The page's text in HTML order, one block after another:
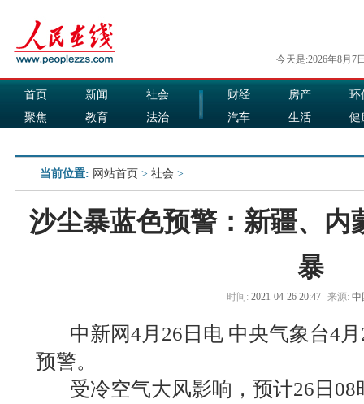
今天是:2026年8月7
首页 新闻
社会
聚焦
教育
法治
财经 房产
环
汽车
生活
健
当前位置: 网站首页 > 社会 >
沙尘暴蓝色预警：新疆、内
暴
时间: 2021-04-26 20:47 来源: 中
中新网4月26日电 中央气象台4月
预警。
受冷空气大风影响，预计26日08